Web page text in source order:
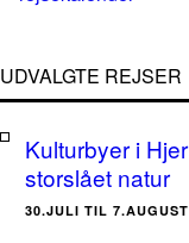
UDVALGTE REJSER
Kulturbyer i
storslået natur
30.JULI TIL